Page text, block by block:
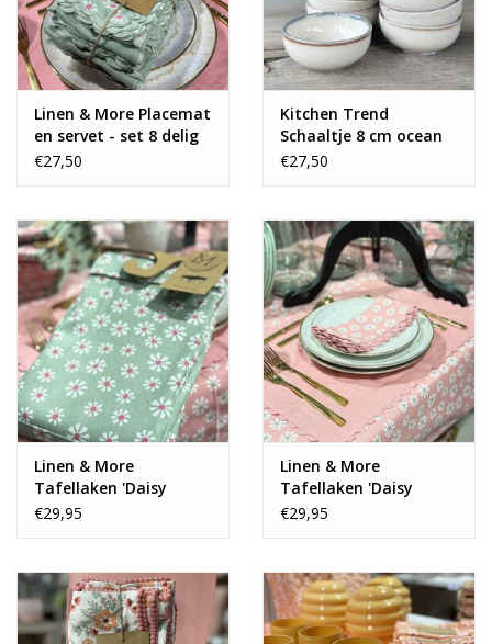
Linen & More Placemat
en servet - set 8 delig
€27,50
Kitchen Trend
Schaaltje 8 cm ocean
crème - set van 8
€27,50
Linen & More
Tafellaken 'Daisy
Flowers' - groen
€29,95
Linen & More
Tafellaken 'Daisy
Flowers' - roze
€29,95